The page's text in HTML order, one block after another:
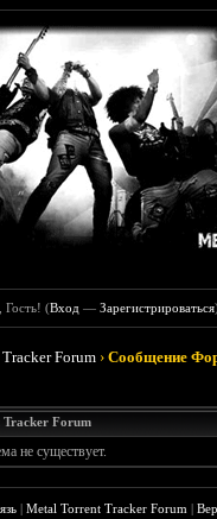
Гость! (Вход —Зарегистрироваться
Forum ›Сообщение
Forum
не существует.
|Metal Torrent Tracker Forum |